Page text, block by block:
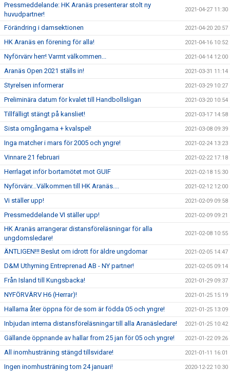
Pressmeddelande: HK Aranäs presenterar stolt ny
huvudpartner!
2021-04-27 11:30
Förändring i damsektionen 2021-04-20 20:57
HK Aranäs en förening för alla! 2021-04-16 10:52
Nyförvärv herr! Varmt välkommen... 2021-04-14 12:00
Aranäs Open 2021 ställs in! 2021-03-31 11:14
Styrelsen informerar 2021-03-29 10:27
Preliminära datum för kvalet till Handbollsligan 2021-03-20 10:54
Tillfälligt stängt på kansliet! 2021-03-17 14:58
Sista omgångarna + kvalspel! 2021-03-08 09:39
Inga matcher i mars för 2005 och yngre! 2021-02-24 13:23
Vinnare 21 februari 2021-02-22 17:18
Herrlaget inför bortamötet mot GUIF 2021-02-18 15:30
Nyförvärv...Välkommen till HK Aranäs.... 2021-02-12 12:00
Vi ställer upp! 2021-02-09 09:58
Pressmeddelande VI ställer upp! 2021-02-09 09:21
HK Aranäs arrangerar distansföreläsningar för alla
ungdomsledare!
2021-02-08 10:55
ÄNTLIGEN!!! Beslut om idrott för äldre ungdomar 2021-02-05 14:47
D&M Uthyrning Entreprenad AB - NY partner! 2021-02-05 09:14
Från Island till Kungsbacka! 2021-01-29 09:37
NYFÖRVÄRV H6 (Herrar)! 2021-01-25 15:19
Hallarna åter öppna för de som är födda 05 och yngre! 2021-01-25 13:09
Inbjudan interna distansföreläsningar till alla Aranäsledare! 2021-01-25 10:42
Gällande öppnande av hallar from 25 jan för 05 och yngre! 2021-01-22 09:26
All inomhusträning stängd tillsvidare! 2021-01-11 16:01
Ingen inomhusträning tom 24 januari! 2020-12-22 10:30